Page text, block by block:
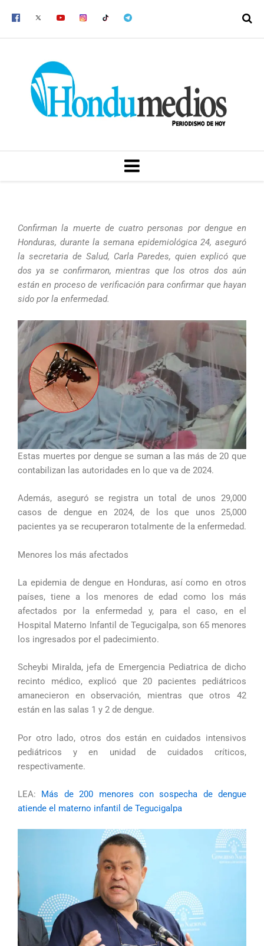
MENU
Confirman la muerte de cuatro personas por dengue en
Honduras, durante la semana epidemiológica 24, aseguró
la secretaria de Salud, Carla Paredes, quien explicó que
dos ya se confirmaron, mientras que los otros dos aún
están en proceso de verificación para confirmar que hayan
sido por la enfermedad.
Estas muertes por dengue se suman a las más de 20 que
contabilizan las autoridades en lo que va de 2024.
Además, aseguró se registra un total de unos 29,000
casos de dengue en 2024, de los que unos 25,000
pacientes ya se recuperaron totalmente de la enfermedad.
Menores los más afectados
La epidemia de dengue en Honduras, así como en otros
países, tiene a los menores de edad como los más
afectados por la enfermedad y, para el caso, en el
Hospital Materno Infantil de Tegucigalpa, son 65 menores
los ingresados por el padecimiento.
Scheybi Miralda, jefa de Emergencia Pediatrica de dicho
recinto médico, explicó que 20 pacientes pediátricos
amanecieron en observación, mientras que otros 42
están en las salas 1 y 2 de dengue.
Por otro lado, otros dos están en cuidados intensivos
pediátricos y en unidad de cuidados críticos,
respectivamente.
LEA: Más de 200 menores con sospecha de dengue
atiende el materno infantil de Tegucigalpa